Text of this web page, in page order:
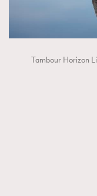
Tambour Horizon